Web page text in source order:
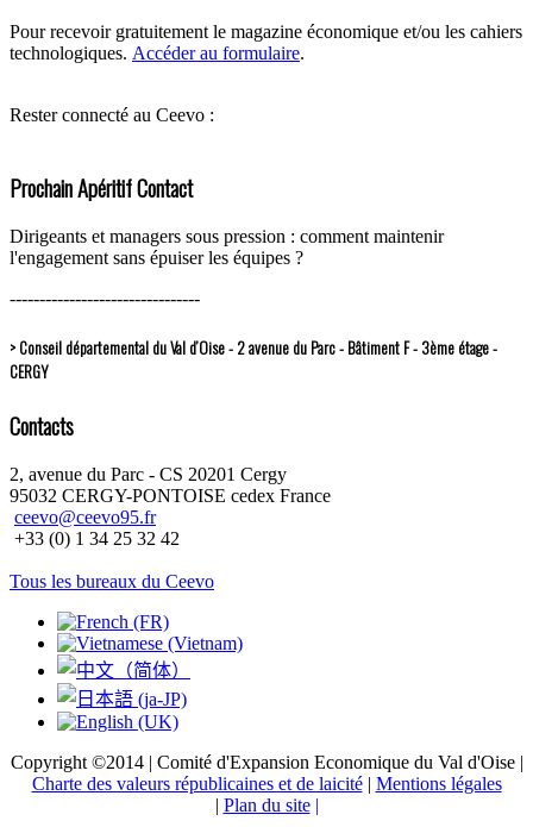
Pour recevoir gratuitement le magazine économique et/ou les cahiers
technologiques. Accéder au formulaire.
Rester connecté au Ceevo :
Prochain Apéritif Contact
Dirigeants et managers sous pression : comment maintenir
l'engagement sans épuiser les équipes ?
--------------------------------
> Conseil départemental du Val d’Oise - 2 avenue du Parc - Bâtiment F - 3ème étage -
CERGY
Contacts
2, avenue du Parc - CS 20201 Cergy
95032 CERGY-PONTOISE cedex France
ceevo@ceevo95.fr
+33 (0) 1 34 25 32 42
Tous les bureaux du Ceevo
Copyright ©2014 | Comité d'Expansion Economique du Val d'Oise |
Charte des valeurs républicaines et de laicité| Mentions légales
| Plan du site |